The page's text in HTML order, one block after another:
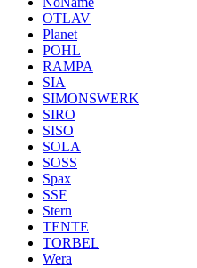
OTLAV
Planet
POHL
RAMPA
SIA
SIMONSWERK
SIRO
SISO
SOLA
SOSS
Spax
SSF
Stern
TENTE
TORBEL
Wera